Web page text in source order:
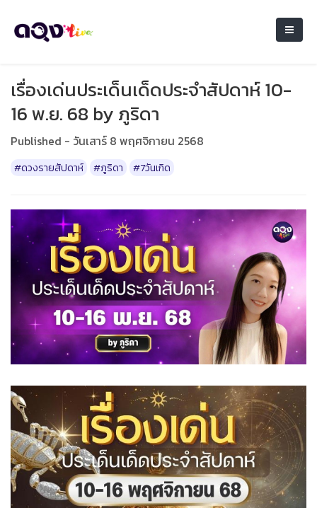
เรื่องเด่นประเด็นเด็ดประจำสัปดาห์ 10-
16 พ.ย. 68 by ภูริดา
Published - วันเสาร์ 8 พฤศจิกายน 2568
#ดวงรายสัปดาห์ #ภูริดา #7วันเกิด